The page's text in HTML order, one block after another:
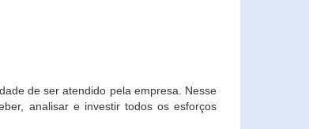
de ser atendido pela empresa. Nesse
analisar e investir todos os esforços